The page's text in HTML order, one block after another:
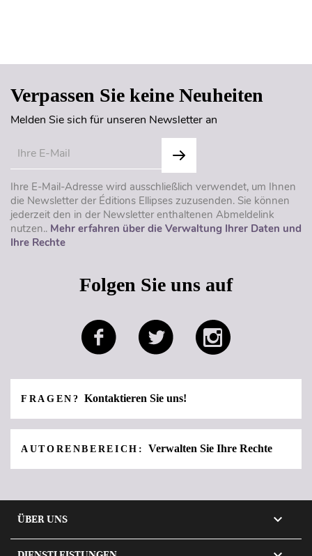
Verpassen Sie keine Neuheiten
Melden Sie sich für unseren Newsletter an
Ihre E-Mail-Adresse wird ausschließlich verwendet, um Ihnen
die Newsletter der Éditions Ellipses zuzusenden. Sie können
jederzeit den in der Newsletter enthaltenen Abmeldelink
nutzen.. Mehr erfahren über die Verwaltung Ihrer Daten und
Ihre Rechte
Folgen Sie uns auf
FRAGEN?Kontaktieren Sie uns!
AUTORENBEREICH:Verwalten Sie Ihre Rechte
ÜBER UNS 